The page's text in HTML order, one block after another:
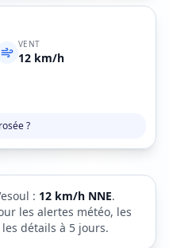
VENT
12 km/h
?
: 12 km/h NNE.
les alertes météo, les
détails à 5 jours.